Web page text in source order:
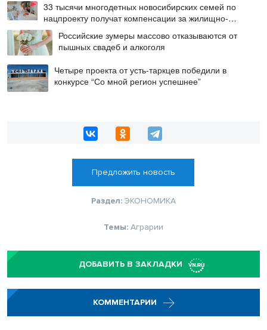
33 тысячи многодетных новосибирских семей по
нацпроекту получат компенсации за жилищно-
коммунальные услуги
Российские зумеры массово отказываются от
пышных свадеб и алкоголя
Четыре проекта от усть-таркцев победили в
конкурсе “Со мной регион успешнее”
Предложить новость
Раздел: ЭКОНОМИКА
Темы: Аграрии
ДОБАВИТЬ В ЗАКЛАДКИ
КОММЕНТАРИИ